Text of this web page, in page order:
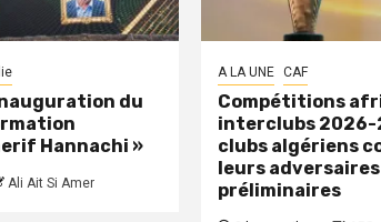
du
Hannachi »
Ali Ait Si Amer
A LA UNE CAF
Compétitions
interclubs 2026-
clubs algériens
leurs
préliminaires